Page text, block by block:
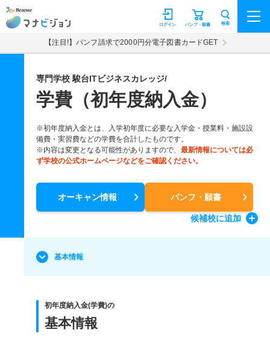
マナビジョン パンフ・願書
ログイン 検索
【注目!】パンフ請求で2000円分電子図書カードGET
専門学校 駿台ITビジネスカレッジ/
学費（初年度納入金）
※初年度納入金とは、入学初年度に必要な入学金・授業料・施設設
備費・実習費などの学費を合計したものです。
※内容は変更となる可能性がありますので、 最新情報については必
ず学校の公式ホームページなどをご確認ください。
オーキャン情報 パンフ・願書
候補校に追加
基本情報
初年度納入金(学費)の
基本情報